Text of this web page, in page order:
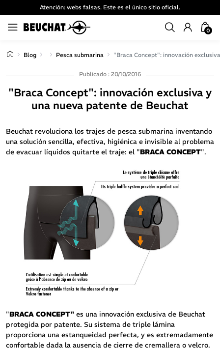
Atención: webs falsas. Este es el único sitio oficial.
0
Blog Pesca submarina "Braca Concept": innovación
Publicado : 20/10/2016
"Braca Concept": innovación exclusiva y
una nueva patente de Beuchat
Beuchat revoluciona los trajes de pesca submarina inventando
una solución sencilla, efectiva, higiénica e invisible al problema
de evacuar líquidos quitarte el traje: el "BRACA CONCEPT".
"BRACA CONCEPT" es una innovación exclusiva de Beuchat
protegida por patente. Su sistema de triple lámina
proporciona una estanqueidad perfecta, y es extremadamente
confortable dada la ausencia de cierre de cremallera o velcro.